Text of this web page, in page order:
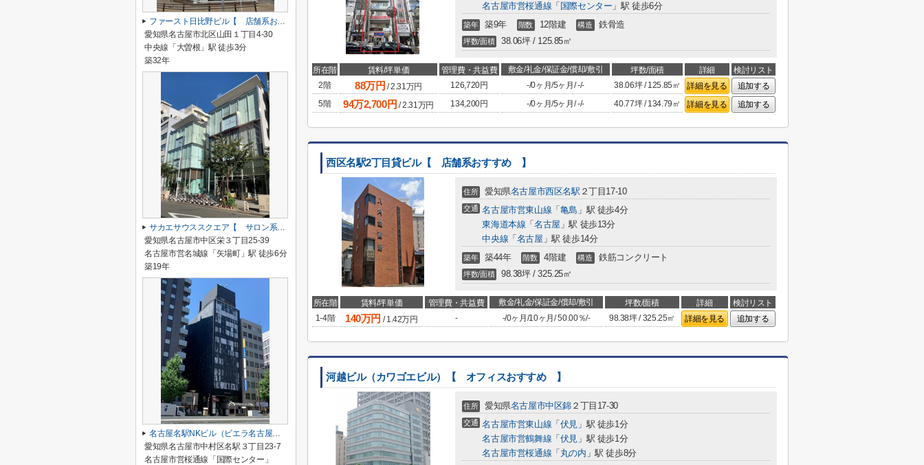
名古屋市営桜通線 「 国際センター 」駅 徒歩6分
築年 築9年 階数 12階建 構造 鉄骨造
坪数/面積 38.06坪 / 125.85㎡
所在階 賃料/坪単価 管理費・共益費 敷金/礼金/保証金/償却/敷引 坪数/面積 詳細
検討リスト
2階
88万円 /2.31万円 126,720円 -/0ヶ月/5ヶ月 /-/- 38.06坪 / 125.85㎡ 詳細を見る
追加する
5階
94万2,700円 /2.31万円 134,200円 -/0ヶ月/5ヶ月 /-/- 40.77坪 / 134.79㎡ 詳細を見る 追加する
西区名駅2丁目貸ビル【 店舗系おすすめ 】
住所 愛知県名古屋市西区名駅 ２丁目17-10
交通 名古屋市営東山線 「 亀島 」駅 徒歩4分
東海道本線 「 名古屋 」駅 徒歩13分
中央線 「 名古屋 」駅 徒歩14分
築年 築44年 階数 4階建 構造 鉄筋コンクリート
坪数/面積 98.38坪 / 325.25㎡
所在階 賃料/坪単価 管理費・共益費 敷金/礼金/保証金/償却/敷引 坪数/面積 詳細
検討リスト
1-4階
140万円 /1.42万円 - -/0ヶ月 /10ヶ月 /50.00％/- 98.38坪 / 325.25㎡ 詳細を見る 追加する
河越ビル（カワゴエビル）【 オフィスおすすめ 】
住所 愛知県名古屋市中区錦 ２丁目17-30
交通 名古屋市営東山線 「 伏見 」駅 徒歩1分
名古屋市営鶴舞線 「 伏見 」駅 徒歩1分
名古屋市営桜通線 「 丸の内 」駅 徒歩8分
ファースト日比野ビル【 店舗系おすすめ 】
愛知県名古屋市北区山田１丁目4-30
中央線「大曽根」駅 徒歩3分
築32年
サカエサウススクエア【 サロン系おすすめ 】
愛知県名古屋市中区栄３丁目25-39
名古屋市営名城線「矢場町」駅 徒歩6分
築19年
名古屋名駅NKビル（ビエラ名古屋名駅）【 サロン系おすすめ 】
愛知県名古屋市中村区名駅３丁目23-7
名古屋市営桜通線「国際センター」